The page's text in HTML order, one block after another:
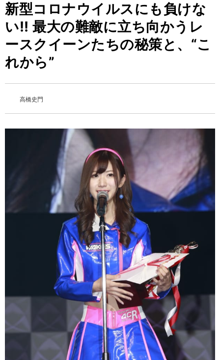
新型コロナウイルスにも負けな
い!! 最大の難敵に立ち向かうレ
ースクイーンたちの秘策と、“こ
れから”
高橋史門